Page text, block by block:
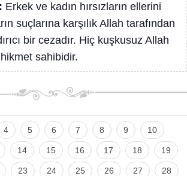
Erkek ve kadın hırsızların ellerini
suçlarına karşılık Allah tarafından
bir cezadır. Hiç kuşkusuz Allah
sahibidir.
4 5 6 7 8 9 10
14 15 16 17 18 19
23 24 25 26 27 28